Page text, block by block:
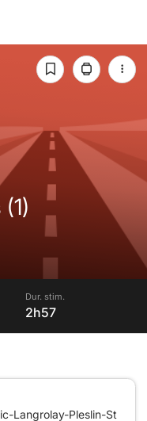
Dur. stim.
2h57
Langrolay-Pleslin-St